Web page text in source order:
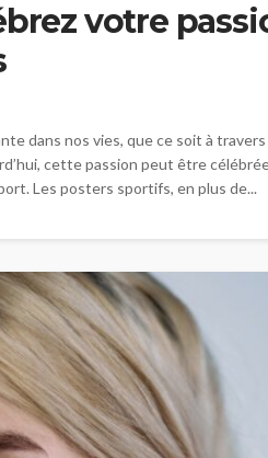
votre
dans nos vies, que ce soit à
cette passion peut être
Les posters sportifs, en plus de...